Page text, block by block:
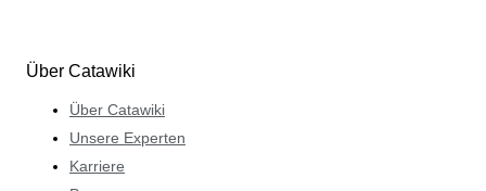
Über Catawiki
Über Catawiki
Unsere Experten
Karriere